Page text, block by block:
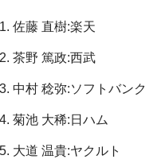
佐藤 直樹:楽天
茶野 篤政:西武
中村 稔弥:ソフトバンク
菊池 大稀:日ハム
大道 温貴:ヤクルト